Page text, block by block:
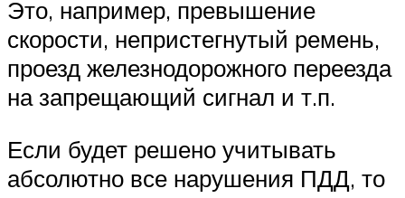
Это, например, превышение
скорости, непристегнутый ремень,
проезд железнодорожного переезда
на запрещающий сигнал и т.п.
Если будет решено учитывать
абсолютно все нарушения ПДД, то